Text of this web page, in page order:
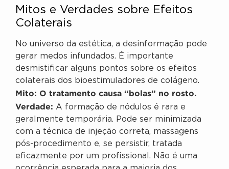
Mitos e Verdades sobre Efeitos
Colaterais
No universo da estética, a desinformação pode
gerar medos infundados. É importante
desmistificar alguns pontos sobre os efeitos
colaterais dos bioestimuladores de colágeno.
Mito: O tratamento causa “bolas” no rosto.
Verdade: A formação de nódulos é rara e
geralmente temporária. Pode ser minimizada
com a técnica de injeção correta, massagens
pós-procedimento e, se persistir, tratada
eficazmente por um profissional. Não é uma